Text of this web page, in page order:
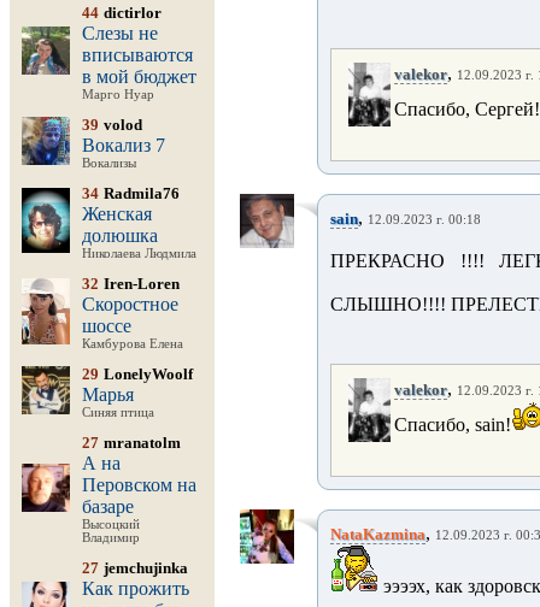
44 dictirlor
Слезы не
вписываются
в мой бюджет
Марго Нуар
39 volod
Вокализ 7
Вокализы
34 Radmila76
Женская
долюшка
Николаева Людмила
32 Iren-Loren
Скоростное
шоссе
Камбурова Елена
29 LonelyWoolf
Марья
Синяя птица
27 mranatolm
А на
Перовском на
базаре
Высоцкий
Владимир
27 jemchujinka
Как прожить
valekor, 12.09.2023 г.
Спасибо, Сергей!
sain, 12.09.2023 г. 00:18
ПРЕКРАСНО !!!!
СЛЫШНО!!!!
valekor, 12.09.2023 г.
Спасибо, sain!
NataKazmina, 12.09.2023 г.
ээээх, как